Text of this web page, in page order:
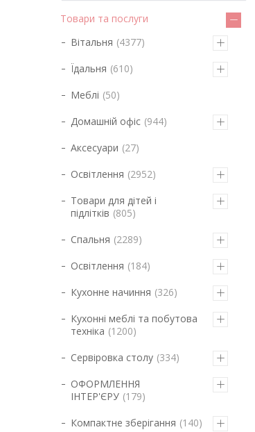
Товари та послуги
Вітальня 4377
Їдальня 610
Меблі 50
Домашній офіс 944
Аксесуари 27
Освітлення 2952
Товари для дітей і
підлітків 805
Спальня 2289
Освітлення 184
Кухонне начиння 326
Кухонні меблі та побутова
техніка 1200
Сервіровка столу 334
ОФОРМЛЕННЯ
ІНТЕР'ЄРУ 179
Компактне зберігання 140